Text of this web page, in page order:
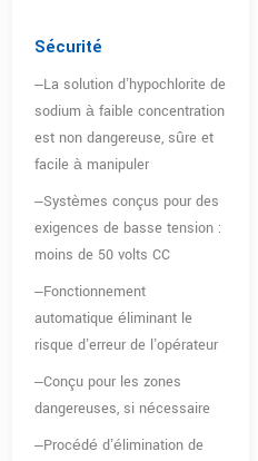
Sécurité
–La solution d’hypochlorite de
sodium à faible concentration
est non dangereuse, sûre et
facile à manipuler
–Systèmes conçus pour des
exigences de basse tension :
moins de 50 volts CC
–Fonctionnement
automatique éliminant le
risque d’erreur de l’opérateur
–Conçu pour les zones
dangereuses, si nécessaire
–Procédé d’élimination de